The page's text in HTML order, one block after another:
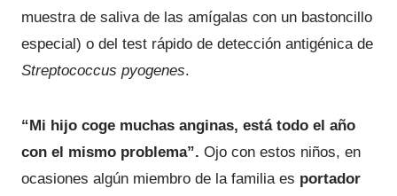
muestra de saliva de las amígalas con un bastoncillo
especial) o del test rápido de detección antigénica de
Streptococcus pyogenes.
“Mi hijo coge muchas anginas, está todo el año
con el mismo problema”. Ojo con estos niños, en
ocasiones algún miembro de la familia es portador